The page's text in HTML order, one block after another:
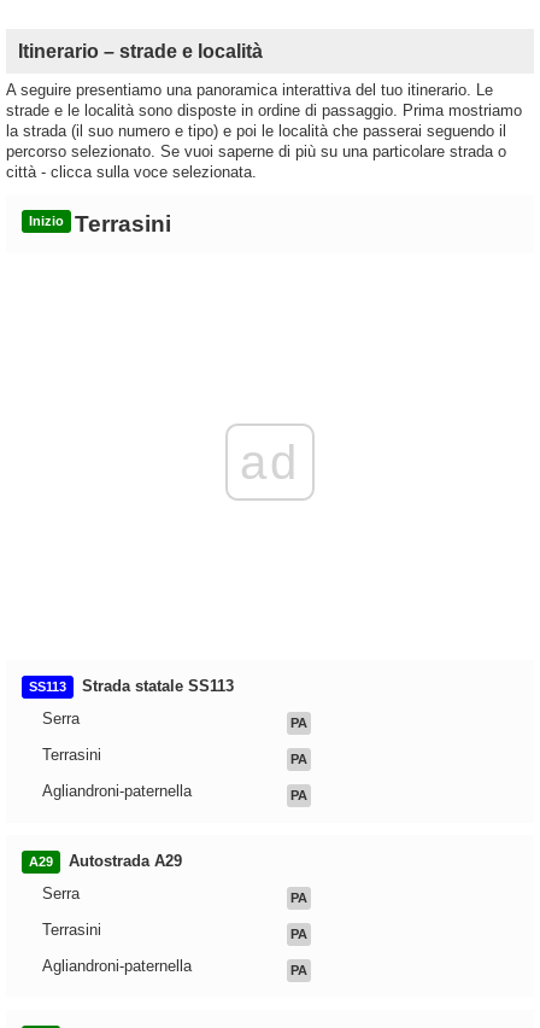
Itinerario – strade e località
A seguire presentiamo una panoramica interattiva del tuo itinerario. Le
strade e le località sono disposte in ordine di passaggio. Prima mostriamo
la strada (il suo numero e tipo) e poi le località che passerai seguendo il
percorso selezionato. Se vuoi saperne di più su una particolare strada o
città - clicca sulla voce selezionata.
Inizio Terrasini
ad
SS113
Strada statale SS113
Serra
PA
Terrasini PA
Agliandroni-paternella PA
A29
Autostrada A29
Serra
PA
Terrasini PA
Agliandroni-paternella PA